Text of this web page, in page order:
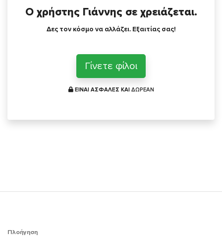
Ο χρήστης Γιάννης σε χρειάζεται.
Δες τον κόσμο να αλλάζει. Εξαιτίας σας!
Γίνετε φίλοι
ΕΙΝΑΙ ΑΣΦΑΛΕΣ ΚΑΙ ΔΩΡΕΑΝ
Πλοήγηση